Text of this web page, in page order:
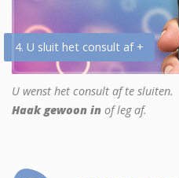
4. U sluit het consult af +
U wenst het consult af te sluiten.
Haak gewoon in of leg af.